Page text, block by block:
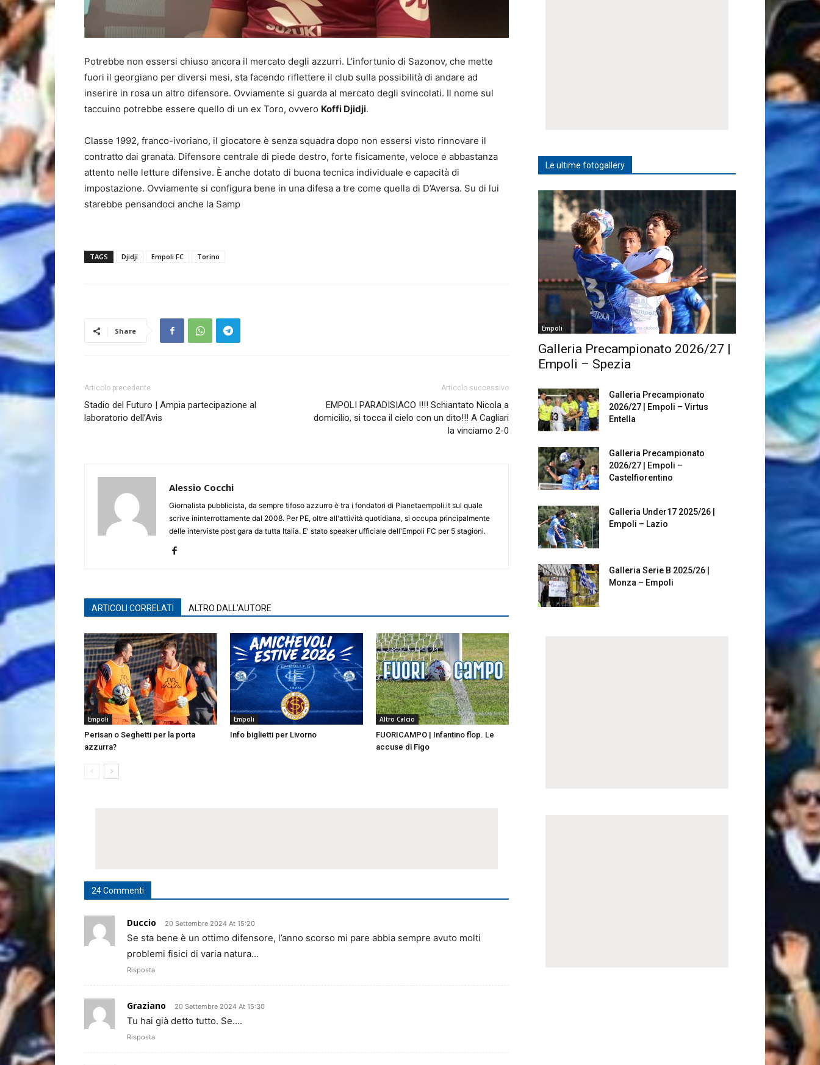
Potrebbe non essersi chiuso ancora il mercato degli azzurri. L’infortunio di Sazonov, che mette
fuori il georgiano per diversi mesi, sta facendo riflettere il club sulla possibilità di andare ad
inserire in rosa un altro difensore. Ovviamente si guarda al mercato degli svincolati. Il nome sul
taccuino potrebbe essere quello di un ex Toro, ovvero Koffi Djidji.
Classe 1992, franco-ivoriano, il giocatore è senza squadra dopo non essersi visto rinnovare il
contratto dai granata. Difensore centrale di piede destro, forte fisicamente, veloce e abbastanza
attento nelle letture difensive. È anche dotato di buona tecnica individuale e capacità di
impostazione. Ovviamente si configura bene in una difesa a tre come quella di D’Aversa. Su di lui
starebbe pensandoci anche la Samp
TAGS Djidji Empoli FC Torino
Share
Articolo precedente
Stadio del Futuro | Ampia partecipazione al
laboratorio dell’Avis
Articolo successivo
EMPOLI PARADISIACO !!!! Schiantato Nicola a
domicilio, si tocca il cielo con un dito!!! A Cagliari
la vinciamo 2-0
Alessio Cocchi
Giornalista pubblicista, da sempre tifoso azzurro è tra i fondatori di Pianetaempoli.it sul quale
scrive ininterrottamente dal 2008. Per PE, oltre all'attività quotidiana, si occupa principalmente
delle interviste post gara da tutta Italia. E' stato speaker ufficiale dell'Empoli FC per 5 stagioni.
ARTICOLI CORRELATI ALTRO DALL'AUTORE
Empoli
Perisan o Seghetti per la porta
azzurra?
Empoli
Info biglietti per Livorno
Altro Calcio
FUORICAMPO | Infantino flop. Le
accuse di Figo
24 Commenti
Duccio 20 Settembre 2024 At 15:20
Se sta bene è un ottimo difensore, l’anno scorso mi pare abbia sempre avuto molti
problemi fisici di varia natura…
Risposta
Graziano 20 Settembre 2024 At 15:30
Tu hai già detto tutto. Se….
Risposta
Le ultime fotogallery
Empoli
Galleria Precampionato 2026/27 |
Empoli – Spezia
Galleria Precampionato
2026/27 | Empoli – Virtus
Entella
Galleria Precampionato
2026/27 | Empoli –
Castelfiorentino
Galleria Under17 2025/26 |
Empoli – Lazio
Galleria Serie B 2025/26 |
Monza – Empoli